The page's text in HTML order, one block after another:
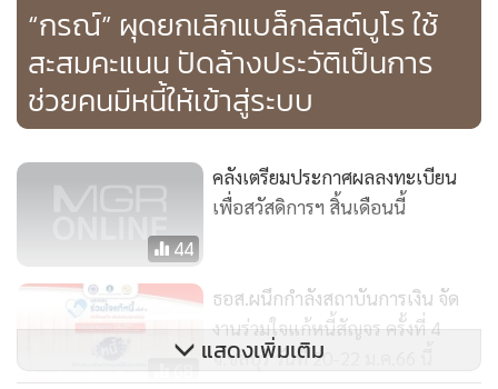
อีกด้านหนึ่ง เมื่อวันที่ 16 ม.ค. พรรคชาติพัฒนากล้าแถลงข่าว
“ยกเลิกแบล็กลิสต์บูโร รื้อระบบสินเชื่อ” โดยได้นำกลุ่มตัวอย่างที่
“กรณ์” ผุดยกเลิกแบล็กลิสต์บูโร ใช้
สะสมคะแนน ปัดล้างประวัติเป็นการ
ช่วยคนมีหนี้ให้เข้าสู่ระบบ
44
คลังเตรียมประกาศผลลงทะเบียน
เพื่อสวัสดิการฯ สิ้นเดือนนี้
68
ธอส.ผนึกกำลังสถาบันการเงิน จัด
งานร่วมใจแก้หนี้สัญจร ครั้งที่ 4
จ.ชลบุรี วันที่ 20-22 ม.ค.66 นี้
แสดงเพิ่มเติม